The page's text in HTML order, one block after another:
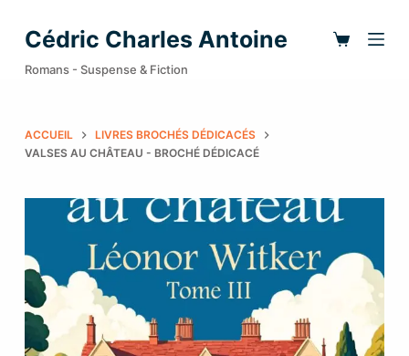
a
s
e
o
Cédric Charles Antoine
Romans - Suspense & Fiction
ACCUEIL
LIVRES BROCHÉS DÉDICACÉS
VALSES AU CHÂTEAU - BROCHÉ DÉDICACÉ